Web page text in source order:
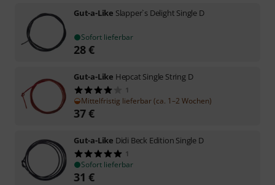
Gut-a-Like Slapper`s Delight Single D
Sofort lieferbar
28€
Gut-a-Like Hepcat Single String D
1
Mittelfristig lieferbar (ca. 1–2 Wochen)
37€
Gut-a-Like Didi Beck Edition Single D
1
Sofort lieferbar
31 €